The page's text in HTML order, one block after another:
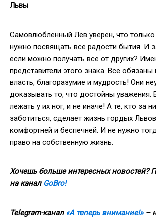
Львы
Самовлюбленный Лев уверен, что
нужно посвящать все радости бытия. И
если можно получать все от других?
представители этого знака. Все обязаны
власть, благоразумие и мудрость! Они
доказывать то, что достойны уважения.
лежать у их ног, и не иначе! А те, кто за
заботиться, сделает жизнь гордых
комфортней и беспечней. И не нужно
право на собственную жизнь.
Хочешь больше интересных новостей?
на канал GoBro!
Telegram-канал «А теперь внимание!»–